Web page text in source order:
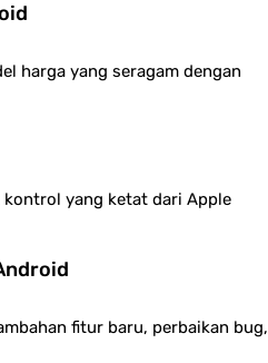
harga yang seragam dengan
kontrol yang ketat dari Apple
fitur baru, perbaikan bug,